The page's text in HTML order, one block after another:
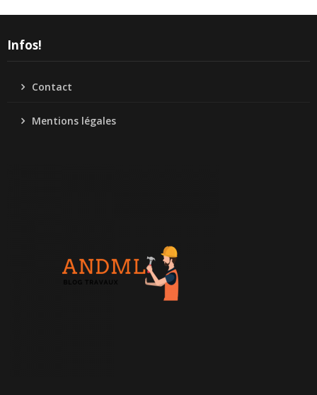
Infos!
Contact
Mentions légales